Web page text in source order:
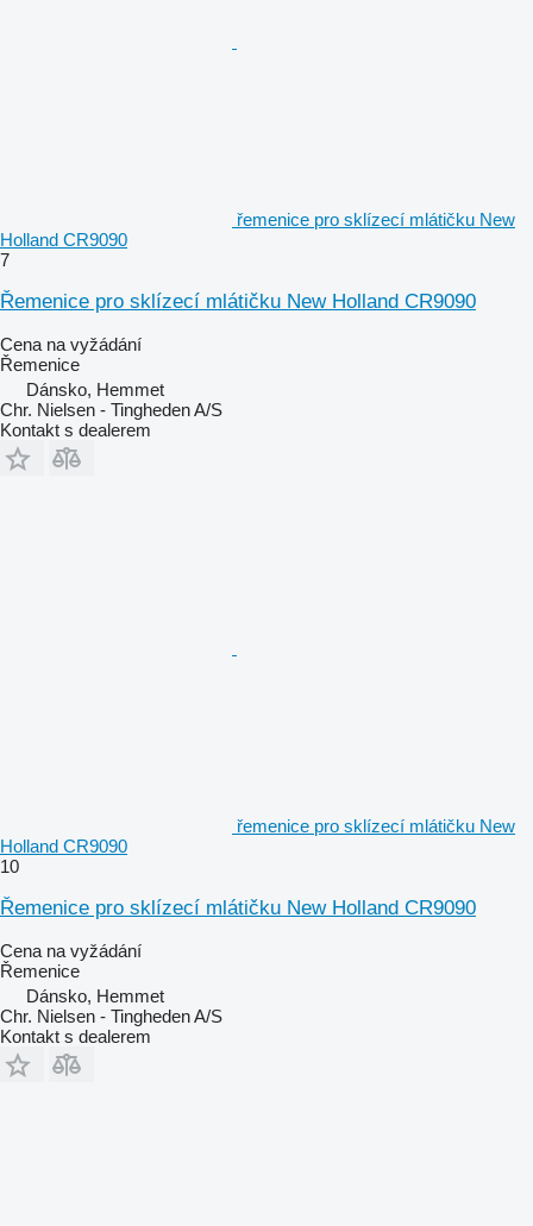
řemenice pro sklízecí mlátičku New
Holland CR9090
7
Řemenice pro sklízecí mlátičku New Holland CR9090
Cena na vyžádání
Řemenice
Dánsko, Hemmet
Chr. Nielsen - Tingheden A/S
Kontakt s dealerem
řemenice pro sklízecí mlátičku New
Holland CR9090
10
Řemenice pro sklízecí mlátičku New Holland CR9090
Cena na vyžádání
Řemenice
Dánsko, Hemmet
Chr. Nielsen - Tingheden A/S
Kontakt s dealerem